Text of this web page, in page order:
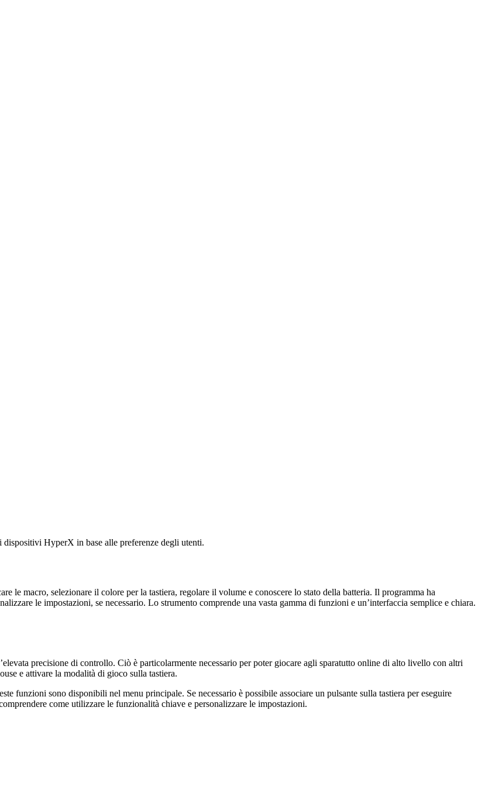
HyperX in base alle preferenze degli utenti.
le macro, selezionare il colore per la tastiera, regolare il volume e conoscere lo stato della batteria. Il programma ha
le impostazioni, se necessario. Lo strumento comprende una vasta gamma di funzioni e un’interfaccia semplice e chiara.
precisione di controllo. Ciò è particolarmente necessario per poter giocare agli sparatutto online di alto livello con altri
e attivare la modalità di gioco sulla tastiera.
funzioni sono disponibili nel menu principale. Se necessario è possibile associare un pulsante sulla tastiera per eseguire
come utilizzare le funzionalità chiave e personalizzare le impostazioni.